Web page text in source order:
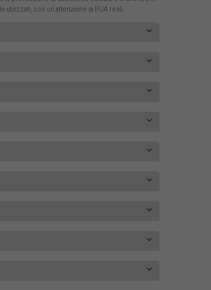
con un’attenzione ai PUA reali.